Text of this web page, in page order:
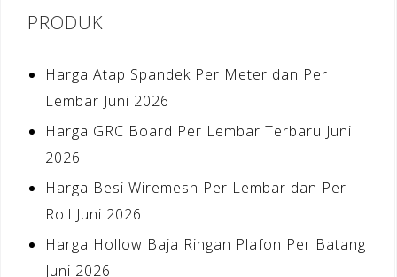
PRODUK
Harga Atap Spandek Per Meter dan Per
Lembar Juni 2026
Harga GRC Board Per Lembar Terbaru Juni
2026
Harga Besi Wiremesh Per Lembar dan Per
Roll Juni 2026
Harga Hollow Baja Ringan Plafon Per Batang
Juni 2026